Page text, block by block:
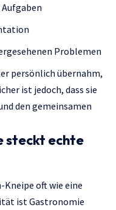
Problemen
persönlich übernahm,
ist jedoch, dass sie
den gemeinsamen
steckt echte
oft wie eine
ist Gastronomie